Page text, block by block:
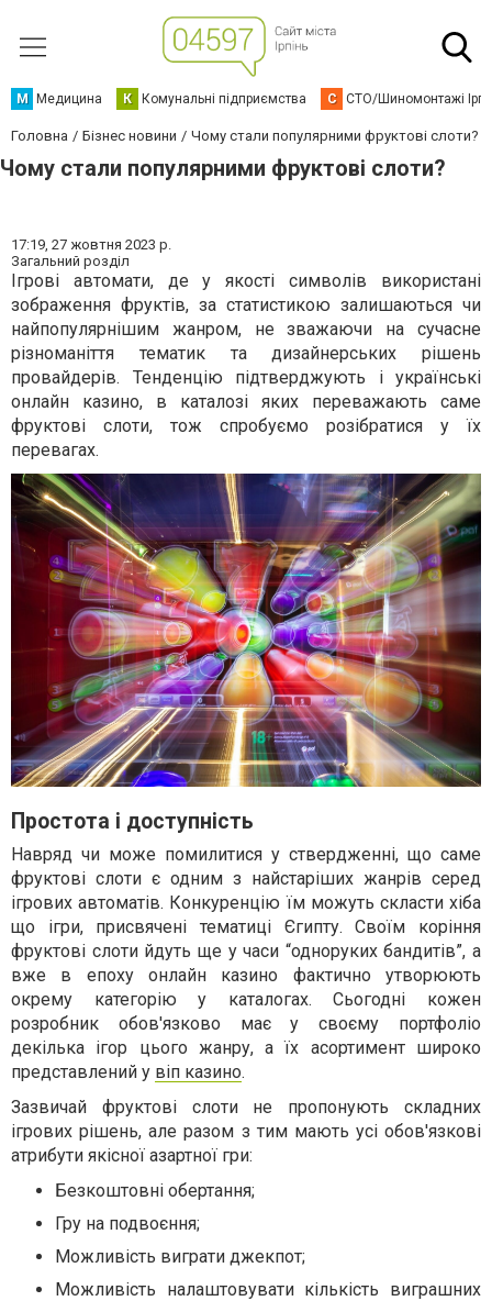
М Медицина К Комунальні підприємства С СТО/Шиномонтажі
Головна Бізнес новини Чому стали популярними фруктові слоти?
Чому стали популярними фруктові слоти?
17:19, 27 жовтня 2023 р.
Загальний розділ
Ігрові автомати, де у якості символів використані
зображення фруктів, за статистикою залишаються чи
найпопулярнішим жанром, не зважаючи на сучасне
різноманіття тематик та дизайнерських рішень
провайдерів. Тенденцію підтверджують і українські
онлайн казино, в каталозі яких переважають саме
фруктові слоти, тож спробуємо розібратися у їх
перевагах.
Простота і доступність
Навряд чи може помилитися у ствердженні, що саме
фруктові слоти є одним з найстаріших жанрів серед
ігрових автоматів. Конкуренцію їм можуть скласти хіба
що ігри, присвячені тематиці Єгипту. Своїм коріння
фруктові слоти йдуть ще у часи “одноруких бандитів”, а
вже в епоху онлайн казино фактично утворюють
окрему категорію у каталогах. Сьогодні кожен
розробник обов'язково має у своєму портфоліо
декілька ігор цього жанру, а їх асортимент широко
представлений у віп казино.
Зазвичай фруктові слоти не пропонують складних
ігрових рішень, але разом з тим мають усі обов'язкові
атрибути якісної азартної гри:
Безкоштовні обертання;
Гру на подвоєння;
Можливість виграти джекпот;
Можливість налаштовувати кількість виграшних